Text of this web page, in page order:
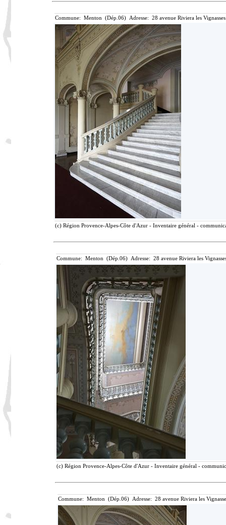
Commune: Menton (Dép.06) Adresse: 28 avenue Riviera les
(c) Région Provence-Alpes-Côte d'Azur - Inventaire général -
Commune: Menton (Dép.06) Adresse: 28 avenue Riviera les
(c) Région Provence-Alpes-Côte d'Azur - Inventaire général -
Commune: Menton (Dép.06) Adresse: 28 avenue Riviera les